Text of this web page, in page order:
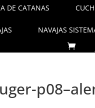
DE CATANAS
NAVAJAS